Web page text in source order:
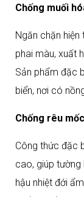
Chống muối
Ngăn chặn
phai màu, xuất
Sản phẩm đặc
biển, nơi có
Chống rêu
Công thức đặc
cao, giúp tường
hậu nhiệt đới